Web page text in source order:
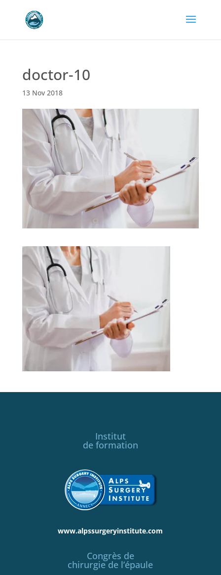
doctor-10
13 Nov 2018
Institut
de formation
www.alpssurgeryinstitute.com
Congrès de
chirurgie de l’épaule